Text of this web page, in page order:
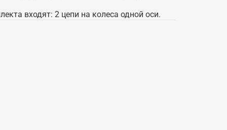
входят: 2 цепи на колеса одной оси.